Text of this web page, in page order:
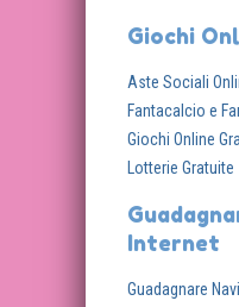
Giochi
Aste Sociali
Fantacalcio e
Giochi Online
Lotterie Gratuite
Internet
Guadagnare